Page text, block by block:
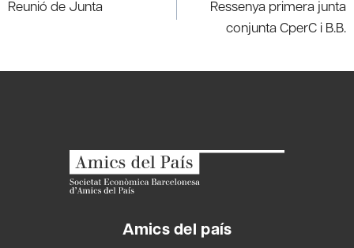
Reunió de Junta
Ressenya primera junta
conjunta CperC i B.B.
Amics del país